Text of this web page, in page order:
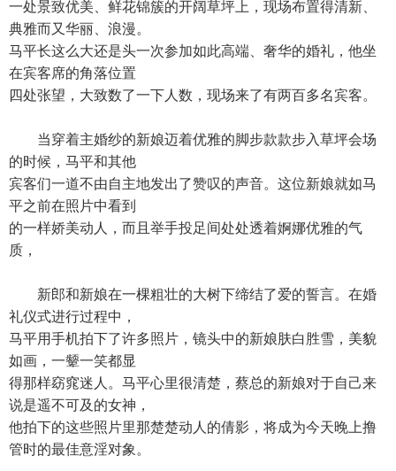
一处景致优美、鲜花锦簇的开阔草坪上，现场布置得清新、
典雅而又华丽、浪漫。
马平长这么大还是头一次参加如此高端、奢华的婚礼，他坐
在宾客席的角落位置
四处张望，大致数了一下人数，现场来了有两百多名宾客。
当穿着主婚纱的新娘迈着优雅的脚步款款步入草坪会场
的时候，马平和其他
宾客们一道不由自主地发出了赞叹的声音。这位新娘就如马
平之前在照片中看到
的一样娇美动人，而且举手投足间处处透着婀娜优雅的气
质，
新郎和新娘在一棵粗壮的大树下缔结了爱的誓言。在婚
礼仪式进行过程中，
马平用手机拍下了许多照片，镜头中的新娘肤白胜雪，美貌
如画，一颦一笑都显
得那样窈窕迷人。马平心里很清楚，蔡总的新娘对于自己来
说是遥不可及的女神，
他拍下的这些照片里那楚楚动人的倩影，将成为今天晚上撸
管时的最佳意淫对象。